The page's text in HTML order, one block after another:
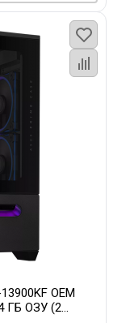
OEM
ГБ ОЗУ (2